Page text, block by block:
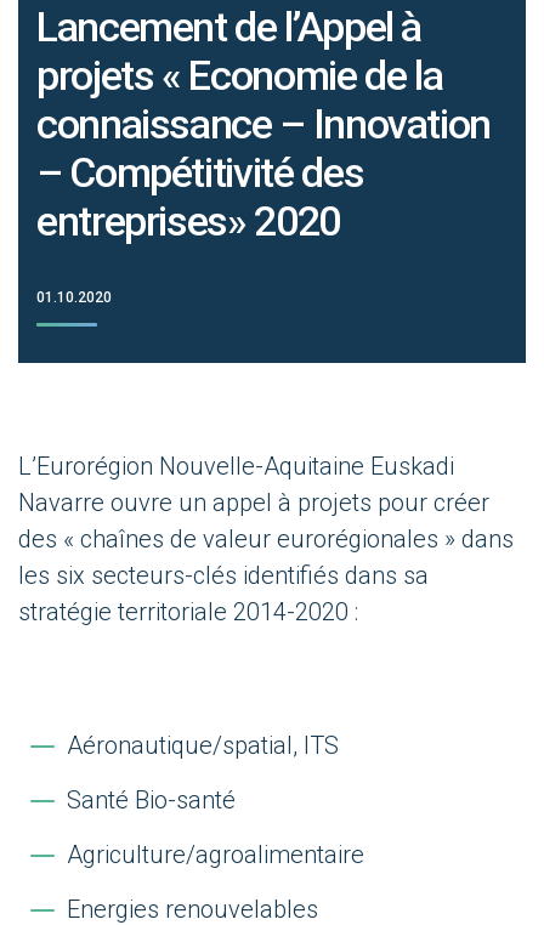
Lancement de l’Appel à
projets « Economie de la
connaissance – Innovation
– Compétitivité des
entreprises» 2020
01.10.2020
L’Eurorégion Nouvelle-Aquitaine Euskadi
Navarre ouvre un appel à projets pour créer
des « chaînes de valeur eurorégionales » dans
les six secteurs-clés identifiés dans sa
stratégie territoriale 2014-2020 :
Aéronautique/spatial, ITS
Santé Bio-santé
Agriculture/agroalimentaire
Energies renouvelables